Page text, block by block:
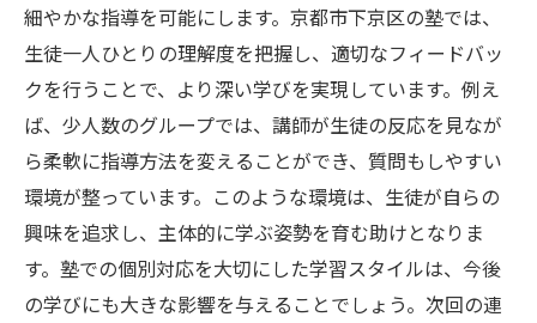
細やかな指導を可能にします。京都市下京区の塾では、
生徒一人ひとりの理解度を把握し、適切なフィードバッ
クを行うことで、より深い学びを実現しています。例え
ば、少人数のグループでは、講師が生徒の反応を見なが
ら柔軟に指導方法を変えることができ、質問もしやすい
環境が整っています。このような環境は、生徒が自らの
興味を追求し、主体的に学ぶ姿勢を育む助けとなりま
す。塾での個別対応を大切にした学習スタイルは、今後
の学びにも大きな影響を与えることでしょう。次回の連